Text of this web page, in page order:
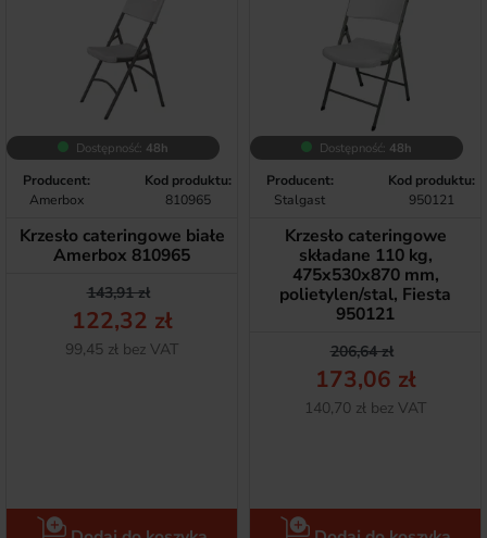
Dostępność: 48h
Producent:
Amerbox
Kod produktu:
810965
Krzesło cateringowe białe
Amerbox 810965
Cena podstawowa
143,91 zł
Cena
122,32 zł
Netto
99,45 zł bez VAT
Dostępność: 48h
Producent:
Stalgast
Kod produktu:
950121
Krzesło cateringowe
składane 110 kg,
475x530x870 mm,
polietylen/stal, Fiesta
950121
Cena
206,64 zł
Cena
173,06 zł
Netto
140,70 zł bez VAT